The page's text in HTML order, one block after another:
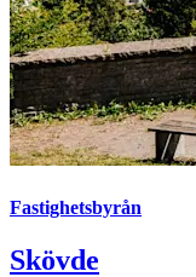
Fastighetsbyrån
Skövde